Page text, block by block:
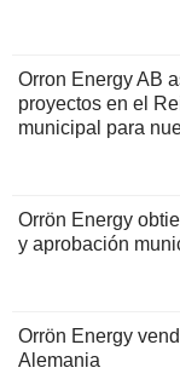
Orron Energy AB
proyectos en el
municipal para
Orrön Energy
y aprobación
Orrön Energy
Alemania